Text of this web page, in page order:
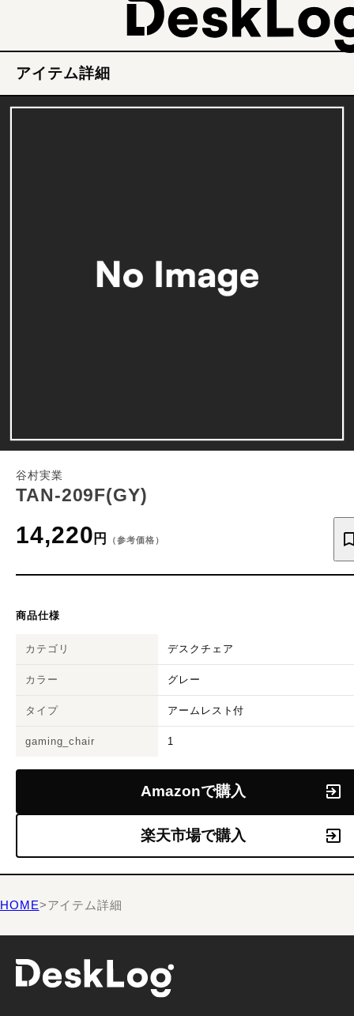
アイテム詳細
谷村実業
TAN-209F(GY)
14,220 円 （参考価格）
商品仕様
カテゴリ デスクチェア
カラー グレー
タイプ アームレスト付
gaming_chair 1
Amazonで購入
楽天市場で購入
HOME>アイテム詳細